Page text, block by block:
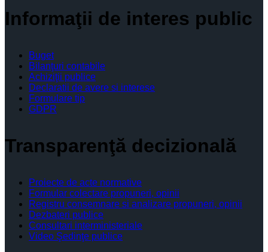
Informaţii de interes public
Buget
Bilanţuri contabile
Achiziţii publice
Declaratii de avere si interese
Formulare tip
GDPR
Transparenţă decizională
Proiecte de acte normative
Formular colectare propuneri, opinii
Registru consemnare si analizare propuneri, opinii
Dezbateri publice
Consultari interministeriale
Video Şedinţe publice